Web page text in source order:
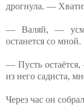
дрогнула. —
— Валяй, —
останется со мной.
— Пусть
из него садиста,
Через час он